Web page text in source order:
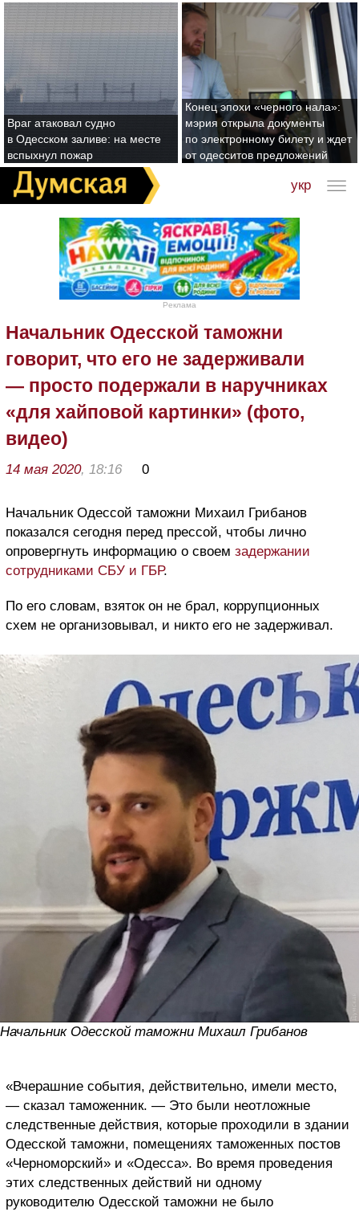
Враг атаковал судно
в Одесском заливе: на месте
вспыхнул пожар
Конец эпохи «черного нала»:
мэрия открыла документы
по электронному билету и ждет
от одесситов предложений
укр
Реклама
Начальник Одесской таможни
говорит, что его не задерживали
— просто подержали в наручниках
«для хайповой картинки» (фото,
видео)
14 мая 2020, 18:16 0
Начальник Одессой таможни Михаил Грибанов
показался сегодня перед прессой, чтобы лично
опровергнуть информацию о своем задержании
сотрудниками СБУ и ГБР.
По его словам, взяток он не брал, коррупционных
схем не организовывал, и никто его не задерживал.
Начальник Одесской таможни Михаил Грибанов
«Вчерашние события, действительно, имели место,
— сказал таможенник. — Это были неотложные
следственные действия, которые проходили в здании
Одесской таможни, помещениях таможенных постов
«Черноморский» и «Одесса». Во время проведения
этих следственных действий ни одному
руководителю Одесской таможни не было